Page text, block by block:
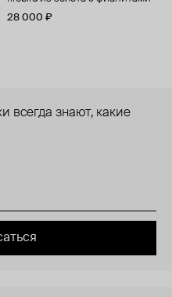
28 000 ₽
всегда знают, какие